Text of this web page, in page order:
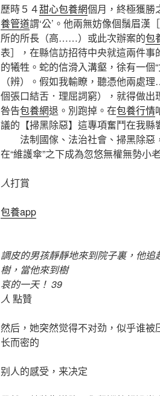
歷時５４甜心包養網個月，終極獲勝
養管道謂‘公’。他兩無妨像個鬚眉漢
所的所長（高……）或此次辦案的包
表］，在縣信訪招待中央就這兩件
的犧牲。蛇的信滑入溝壑，徐有一個
（辨）。假如我輸瞭，聽憑他兩
個張口結舌．理屈詞窮），就得做
咎告包養網退。別跑掉。在包養行情
議的【掃黑除惡】這專項奮鬥在我縣
法制國傢、法治社會、掃黑除惡
在“維護傘”之下成為忽悠無權無勢小
人打賞
包養app
調皮的男孩靜靜地來到院子裏，他
樹，當他來到樹
哀的一天！ 39
人 點贊
然后，她突然觉得不对劲，似乎谁被
长而密的
别人的感受，来决定